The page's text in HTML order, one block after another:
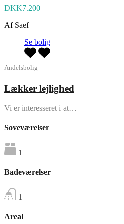
DKK7.200
Af Saef
Se bolig
Andelsbolig
Lækker lejlighed
Vi er interesseret i at…
Soveværelser
1
Badeværelser
1
Areal